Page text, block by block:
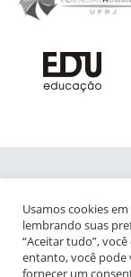
NIPIAC – Núcleo
Adolescência
Universidade
Usamos cookies
lembrando suas
“Aceitar tudo”,
entanto, você pode
fornecer um